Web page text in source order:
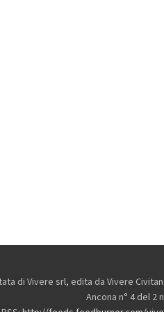
di Vivere srl, edita da Vivere
Ancona n° 4 del 2